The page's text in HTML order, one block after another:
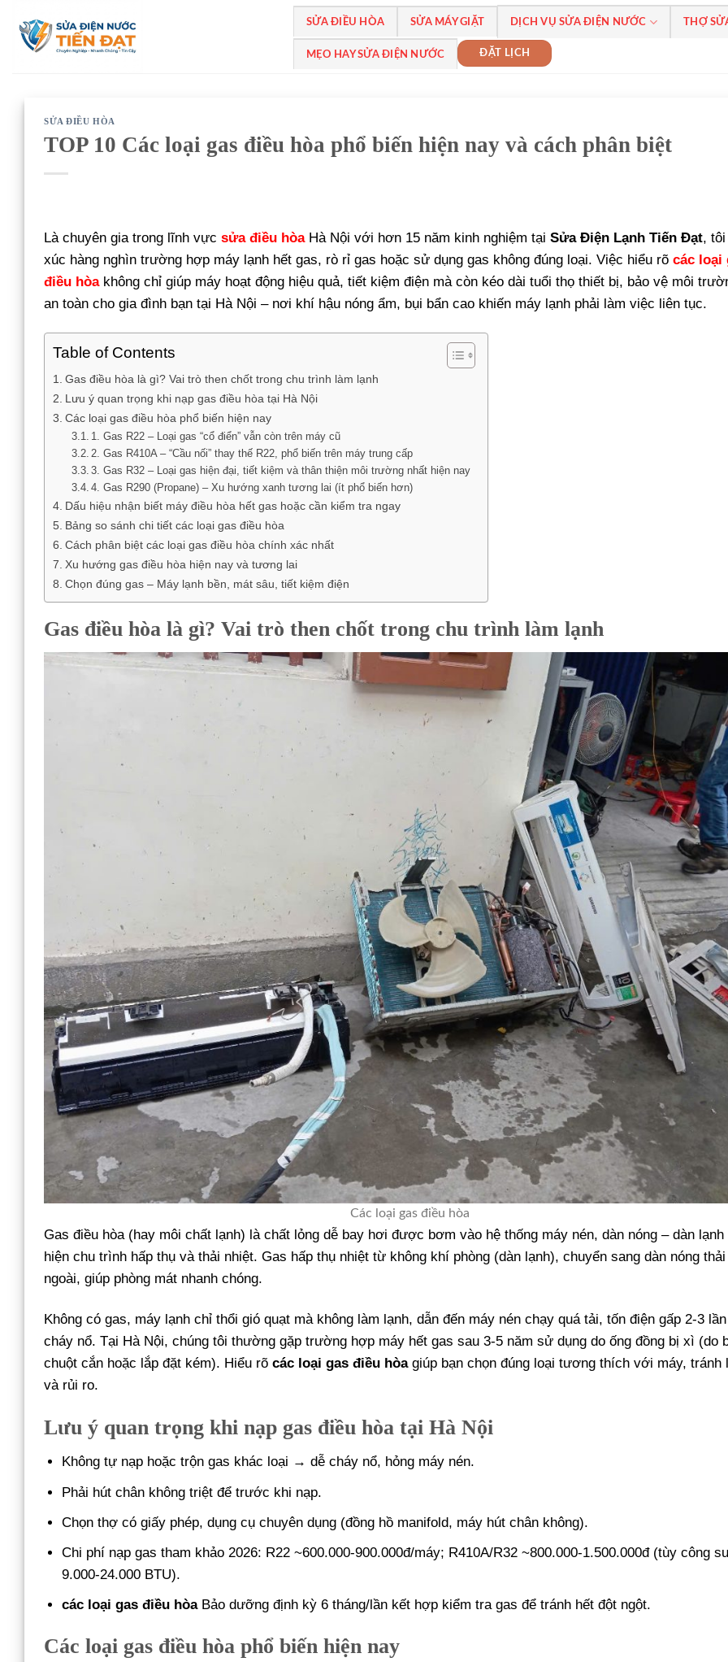
qua
SỬA ĐIỀU HÒA SỬA MÁY GIẶT DỊCH VỤ SỬA ĐIỆN NƯỚC THỢ
MẸO HAY SỬA ĐIỆN NƯỚC ĐẶT LỊCH
SỬA ĐIỀU HÒA
TOP 10 Các loại gas điều hòa phổ biến hiện nay và cách phân biệt
Là chuyên gia trong lĩnh vực sửa điều hòaHà Nội với hơn 15 năm kinh nghiệm tại Sửa Điện Lạnh Tiến Đạt,
xúc hàng nghìn trường hợp máy lạnh hết gas, rò rỉ gas hoặc sử dụng gas không đúng loại. Việc hiểu rõ các loại
điều hòakhông chỉ giúp máy hoạt động hiệu quả, tiết kiệm điện mà còn kéo dài tuổi thọ thiết bị, bảo vệ môi
an toàn cho gia đình bạn tại Hà Nội – nơi khí hậu nóng ẩm, bụi bẩn cao khiến máy lạnh phải làm việc liên tục.
Table of Contents
Gas điều hòa là gì? Vai trò then chốt trong chu trình làm lạnh
Lưu ý quan trọng khi nạp gas điều hòa tại Hà Nội
Các loại gas điều hòa phổ biến hiện nay
1. Gas R22 – Loại gas “cổ điển” vẫn còn trên máy cũ
2. Gas R410A – “Cầu nối” thay thế R22, phổ biến trên máy trung cấp
3. Gas R32 – Loại gas hiện đại, tiết kiệm và thân thiện môi trường nhất hiện nay
4. Gas R290 (Propane) – Xu hướng xanh tương lai (ít phổ biến hơn)
Dấu hiệu nhận biết máy điều hòa hết gas hoặc cần kiểm tra ngay
Bảng so sánh chi tiết các loại gas điều hòa
Cách phân biệt các loại gas điều hòa chính xác nhất
Xu hướng gas điều hòa hiện nay và tương lai
Chọn đúng gas – Máy lạnh bền, mát sâu, tiết kiệm điện
Gas điều hòa là gì? Vai trò then chốt trong chu trình làm lạnh
Các loại gas điều hòa
Gas điều hòa (hay môi chất lạnh) là chất lỏng dễ bay hơi được bơm vào hệ thống máy nén, dàn nóng – dàn
hiện chu trình hấp thụ và thải nhiệt. Gas hấp thụ nhiệt từ không khí phòng (dàn lạnh), chuyển sang dàn nóng
ngoài, giúp phòng mát nhanh chóng.
Không có gas, máy lạnh chỉ thổi gió quạt mà không làm lạnh, dẫn đến máy nén chạy quá tải, tốn điện gấp 2-3
cháy nổ. Tại Hà Nội, chúng tôi thường gặp trường hợp máy hết gas sau 3-5 năm sử dụng do ống đồng bị xì (do
chuột cắn hoặc lắp đặt kém). Hiểu rõ các loại gas điều hòagiúp bạn chọn đúng loại tương thích với máy, tránh
và rủi ro.
Lưu ý quan trọng khi nạp gas điều hòa tại Hà Nội
Không tự nạp hoặc trộn gas khác loại → dễ cháy nổ, hỏng máy nén.
Phải hút chân không triệt để trước khi nạp.
Chọn thợ có giấy phép, dụng cụ chuyên dụng (đồng hồ manifold, máy hút chân không).
Chi phí nạp gas tham khảo 2026: R22 ~600.000-900.000đ/máy; R410A/R32 ~800.000-1.500.000đ (tùy công
9.000-24.000 BTU).
các loại gas điều hòaBảo dưỡng định kỳ 6 tháng/lần kết hợp kiểm tra gas để tránh hết đột ngột.
Các loại gas điều hòa phổ biến hiện nay